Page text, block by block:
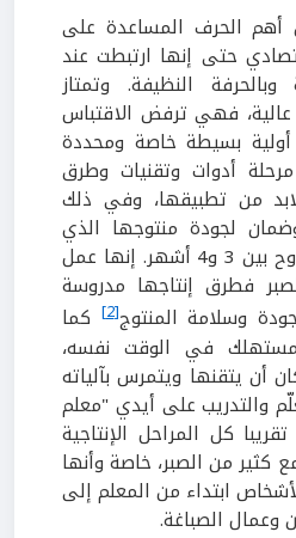
الحرف المساعدة على
حتى إنها ارتبطت عند
النظيفة. وتمتاز
عالية، فهي ترفض الاقتباس
أولية بسيطة خاصة ومحددة
أدوات وتقنيات وطرق
من تطبيقها، وفي ذلك
لجودة منتوجها الذي
يتطلب مدة من الوقت تراوح بين 3 و4 أشهر. إنها عمل
فطرق إنتاجها مدروسة
وسلامة المنتوج[2]
كما
في الوقت نفسه،
يتقنها ويتمرس بآلياته
والتدريب على أيدي "معلم
كل المراحل الإنتاجية
كثير من الصبر، خاصة وأنها
ابتداء من المعلم إلى
وعمال الصباغة.